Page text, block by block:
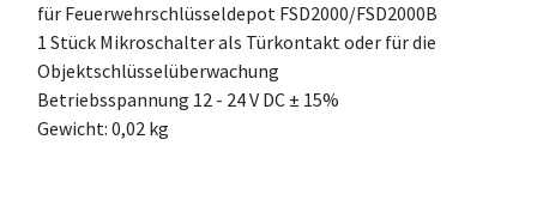
für Feuerwehrschlüsseldepot FSD2000/FSD2000B
1 Stück Mikroschalter als Türkontakt oder für die
Objektschlüsselüberwachung
Betriebsspannung 12 - 24 V DC ± 15%
Gewicht: 0,02 kg